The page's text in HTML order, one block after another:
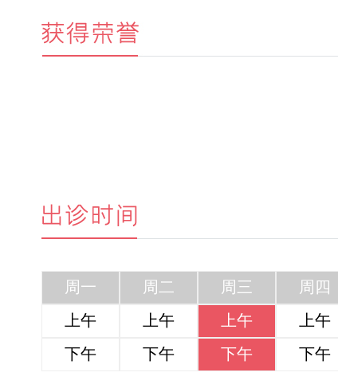
周一 周二 周三 周四
上午
上午 上午 上午
下午
下午 下午 下午